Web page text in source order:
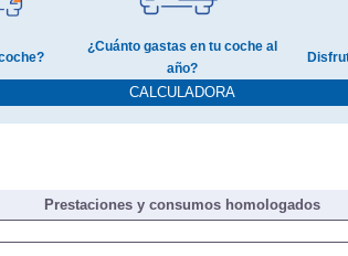
¿Cuánto gastas en tu coche al
año?
CALCULADORA
Prestaciones y consumos homologados